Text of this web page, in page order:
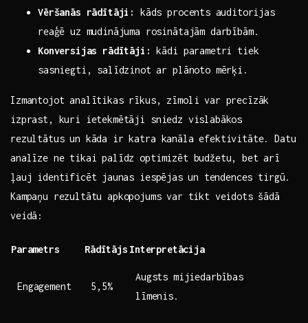
Vēršanās rādītāji:
kāds procents⁢ auditorijas
reaģē uz mudinājuma‌ rosinātajām darbībām.
Konversijas ‌rādītāji: kādi parametri tiek⁤
sasniegti, salīdzinot‍ ar plānoto‌ mērķi.
Izmantojot​ analītikas ‍rīkus, zīmoli var precīzāk
‍izprast, kuri ietekmētāji sniedz vislabākos
rezultātus‍ un kāda ir‌ katra kanāla efektivitāte. Datu
analīze ne tikai palīdz‍ optimizēt‌ budžetu,​ bet arī
ļauj identificēt⁤ jaunas iespējas ⁢un⁣ tendences tirgū.
Kampaņu rezultātu apkopojums ⁣var‍ tikt veidots šādā ​
veidā:
Parametrs Rādītājs Interpretācija
Engagement 5,5%
Augsts mijiedarbības
‍līmenis.